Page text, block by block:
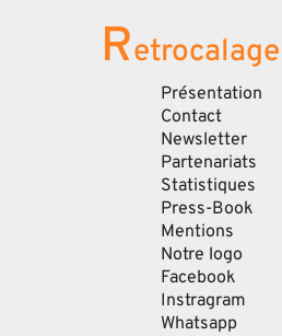
Retrocalage
Présentation
Contact
Newsletter
Partenariats
Statistiques
Press-Book
Mentions
Notre logo
Facebook
Instragram
Whatsapp